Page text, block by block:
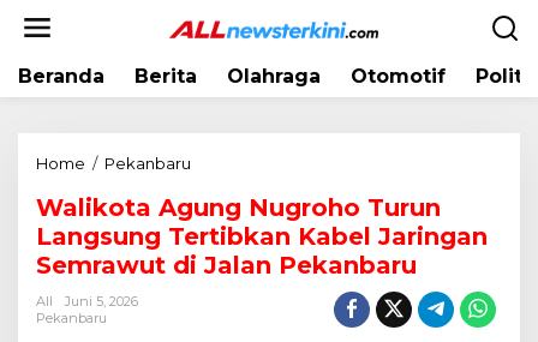
Beranda Berita Olahraga Otomotif
Home / Pekanbaru
l
i
k
Walikota Agung Nugroho Turun
Langsung Tertibkan Kabel Jaringan
Semrawut di Jalan Pekanbaru
All
Juni 5, 2026
Pekanbaru